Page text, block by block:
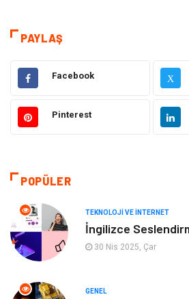
Sağlık
Teknoloji ve İnternet Hukuk
Elektrik ve Elektronik Gıda
Otomotiv
Tanıtıcı Reklam
Giyim
Mobilya
PAYLAŞ
Facebook X
Pinterest
POPÜLER
TEKNOLOJI VE İNTERNET
İngilizce
30 Nis 2025, Çar
GENEL